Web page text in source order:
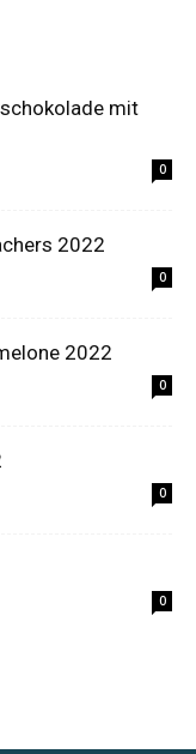
mit
0
2022
0
2022
0
0
0